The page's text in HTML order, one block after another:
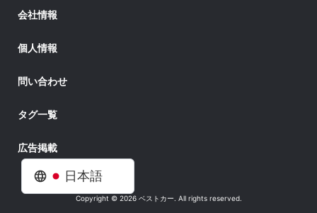
日本語
会社情報
個人情報
問い合わせ
タグ一覧
広告掲載
Copyright © 2026 ベストカー. All rights reserved.